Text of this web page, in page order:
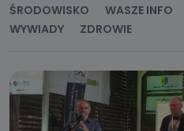
ŚRODOWISKO
WASZE INFO
WYWIADY
ZDROWIE